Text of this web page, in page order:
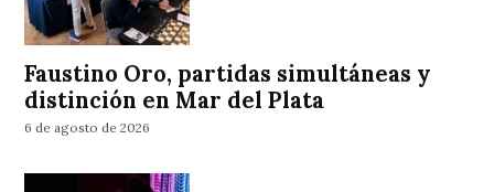
Faustino Oro, partidas simultáneas y
distinción en Mar del Plata
6 de agosto de 2026